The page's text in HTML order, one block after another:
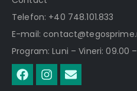
Telefon: +40 748.101.833
E-mail:
Program: Luni – Vineri: 09.00